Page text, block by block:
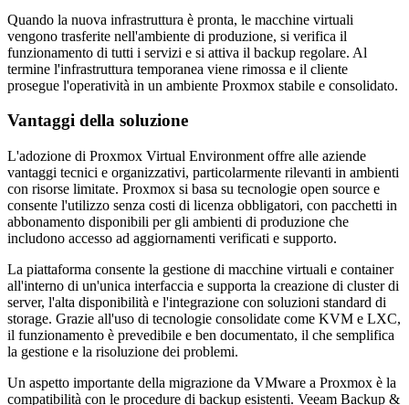
Quando la nuova infrastruttura è pronta, le macchine virtuali
vengono trasferite nell'ambiente di produzione, si verifica il
funzionamento di tutti i servizi e si attiva il backup regolare. Al
termine l'infrastruttura temporanea viene rimossa e il cliente
prosegue l'operatività in un ambiente Proxmox stabile e consolidato.
Vantaggi della soluzione
L'adozione di Proxmox Virtual Environment offre alle aziende
vantaggi tecnici e organizzativi, particolarmente rilevanti in ambienti
con risorse limitate. Proxmox si basa su tecnologie open source e
consente l'utilizzo senza costi di licenza obbligatori, con pacchetti in
abbonamento disponibili per gli ambienti di produzione che
includono accesso ad aggiornamenti verificati e supporto.
La piattaforma consente la gestione di macchine virtuali e container
all'interno di un'unica interfaccia e supporta la creazione di cluster di
server, l'alta disponibilità e l'integrazione con soluzioni standard di
storage. Grazie all'uso di tecnologie consolidate come KVM e LXC,
il funzionamento è prevedibile e ben documentato, il che semplifica
la gestione e la risoluzione dei problemi.
Un aspetto importante della migrazione da VMware a Proxmox è la
compatibilità con le procedure di backup esistenti. Veeam Backup &